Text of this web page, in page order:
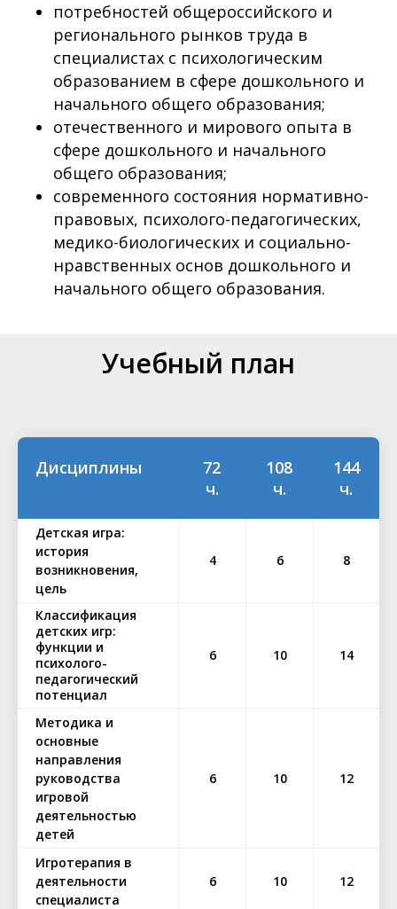
потребностей общероссийского и
регионального рынков труда в
специалистах с психологическим
образованием в сфере дошкольного и
начального общего образования;
отечественного и мирового опыта в
сфере дошкольного и начального
общего образования;
современного состояния нормативно-
правовых, психолого-педагогических,
медико-биологических и социально-
нравственных основ дошкольного и
начального общего образования.
Учебный план
Дисциплины
72
ч.
108
ч.
144
ч.
Детская игра:
история
возникновения,
цель
4 6 8
Классификация
детских игр:
функции и
психолого-
педагогический
потенциал
6 10 14
Методика и
основные
направления
руководства
игровой
деятельностью
детей
6 10 12
Игротерапия в
деятельности
специалиста
6 10 12